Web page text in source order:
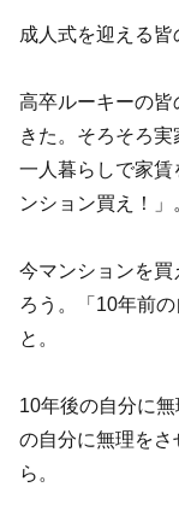
成人式を迎える皆
高卒ルーキーの
きた。そろそろ
一人暮らしで家
ンション買え！」
今マンションを
ろう。「10年前
と。
10年後の自分に
の自分に無理を
ら。